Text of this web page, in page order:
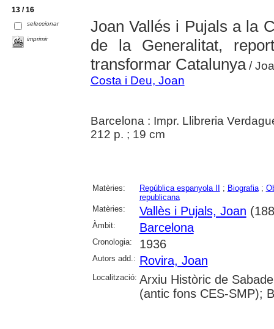
13 / 16
seleccionar
imprimir
Joan Vallés i Pujals a la
de la Generalitat,
transformar Catalunya/
Costa i Deu, Joan
Barcelona : Impr. Llibreria
212 p. ; 19 cm
Matèries: República espanyola II ; Biografia;
republicana
Matèries:
Vallès i Pujals, Joan
Àmbit: Barcelona
Cronologia: 1936
Autors add.: Rovira, Joan
Localització: Arxiu Històric de
(antic fons CES-SMP);